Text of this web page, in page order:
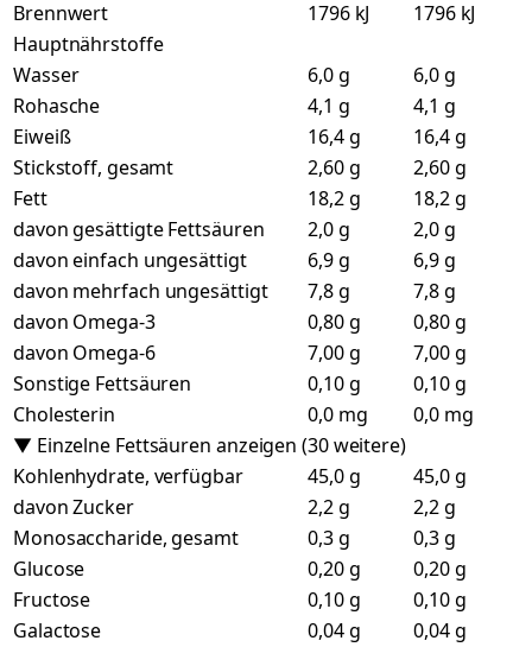
Brennwert 1796 kJ
1796 kJ
Hauptnährstoffe
Wasser
6,0 g
6,0 g
Rohasche
4,1 g
4,1 g
Eiweiß
16,4 g
16,4 g
Stickstoff, gesamt
2,60 g
2,60 g
Fett
18,2 g
18,2 g
davon gesättigte Fettsäuren
2,0 g
2,0 g
davon einfach ungesättigt
6,9 g
6,9 g
davon mehrfach ungesättigt
7,8 g
7,8 g
davon Omega-3
0,80 g
0,80 g
davon Omega-6
7,00 g
7,00 g
Sonstige Fettsäuren
0,10 g
0,10 g
Cholesterin
0,0 mg
0,0 mg
▼ Einzelne Fettsäuren anzeigen (30 weitere)
Kohlenhydrate, verfügbar
45,0 g
45,0 g
davon Zucker
2,2 g
2,2 g
Monosaccharide, gesamt
0,3 g
0,3 g
Glucose
0,20 g
0,20 g
Fructose
0,10 g
0,10 g
Galactose
0,04 g
0,04 g